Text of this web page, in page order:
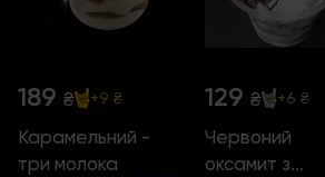
189 ₴ +9 ₴
Карамельний -
три молока
129 ₴ +6 ₴
Червоний
оксамит з